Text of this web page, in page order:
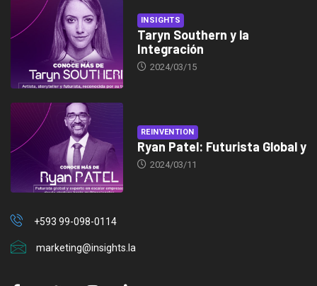
INSIGHTS
Taryn Southern y la
Integración
2024/03/15
REINVENTION
Ryan Patel: Futurista Global y
2024/03/11
+593 99-098-0114
marketing@insights.la